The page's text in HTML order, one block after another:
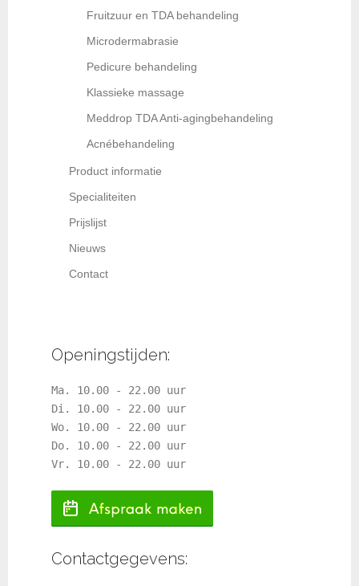
Fruitzuur en TDA behandeling
Microdermabrasie
Pedicure behandeling
Klassieke massage
Meddrop TDA Anti-agingbehandeling
Acnébehandeling
Product informatie
Specialiteiten
Prijslijst
Nieuws
Contact
Openingstijden:
Ma. 10.00 - 22.00 uur
Di. 10.00 - 22.00 uur
Wo. 10.00 - 22.00 uur
Do. 10.00 - 22.00 uur
Vr. 10.00 - 22.00 uur
Contactgegevens: